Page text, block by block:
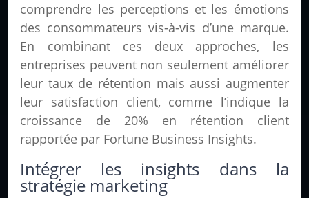
comprendre les perceptions et les émotions
des consommateurs vis-à-vis d’une marque.
En combinant ces deux approches, les
entreprises peuvent non seulement améliorer
leur taux de rétention mais aussi augmenter
leur satisfaction client, comme l’indique la
croissance de 20% en rétention client
rapportée par Fortune Business Insights.
Intégrer les insights dans la
stratégie marketing